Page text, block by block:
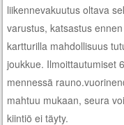
liikennevakuutus oltava
varustus, katsastus
kartturilla mahdollisuus
joukkue. Ilmoittautumiset
mennessä
mahtuu mukaan, seura
kiintiö ei täyty.